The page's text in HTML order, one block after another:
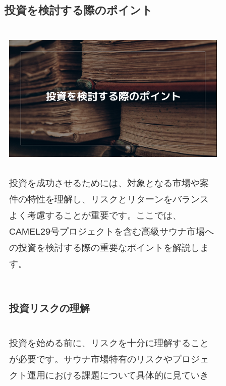
投資を検討する際のポイント
投資を成功させるためには、対象となる市場や案
件の特性を理解し、リスクとリターンをバランス
よく考慮することが重要です。ここでは、
CAMEL29号プロジェクトを含む高級サウナ市場へ
の投資を検討する際の重要なポイントを解説しま
す。
投資リスクの理解
投資を始める前に、リスクを十分に理解すること
が必要です。サウナ市場特有のリスクやプロジェ
クト運用における課題について具体的に見ていき